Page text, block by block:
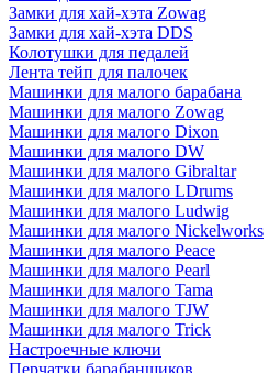
Замки для хай-хэта Zowag
Замки для хай-хэта DDS
Колотушки для педалей
Лента тейп для палочек
Машинки для малого барабана
Машинки для малого Zowag
Машинки для малого Dixon
Машинки для малого DW
Машинки для малого Gibraltar
Машинки для малого LDrums
Машинки для малого Ludwig
Машинки для малого Nickelworks
Машинки для малого Peace
Машинки для малого Pearl
Машинки для малого Tama
Машинки для малого TJW
Машинки для малого Trick
Настроечные ключи
Перчатки барабанщиков